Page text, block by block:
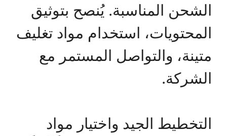
الشحن المناسبة. يُنصح بتوثيق
المحتويات، استخدام مواد تغليف
متينة، والتواصل المستمر مع
الشركة.
التخطيط الجيد واختيار مواد